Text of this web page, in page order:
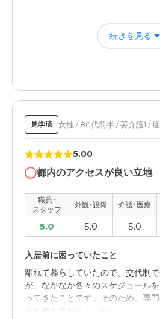
ーに買い物に連れ出します。外食
入居費用を抑え月額費用で 対処し
ホームがしっかりしており、ホー
できるから。病院が提携しており
どの医療面での安心感が得られる
食事も栄養を考えたメニューにな
ニチイホーム江戸川の評価
居室の快適性。食堂のゆったり感。
あし。レクリエーションなどの日々
職員・スタッフ・他入居者の雰囲気
職員は、とても親切で、感じのい
た。費用はやや高いが、それなり
な方々で安心できた
送れると思った。築年数もそこそ
満はなかった
続きを見る
見学済 女性 / 80代前半 / 要介護1 /
5.00
都内のアクセスが良い立地
職員･
スタッフ
外観･設備 介護･医療
5.0 5.0 5.0
入居前に困っていたこと
離れて暮らしていたので、交代制
が、なかなか各々のスケジュール
ってきたことです。そのため、専
うと考えておりました。